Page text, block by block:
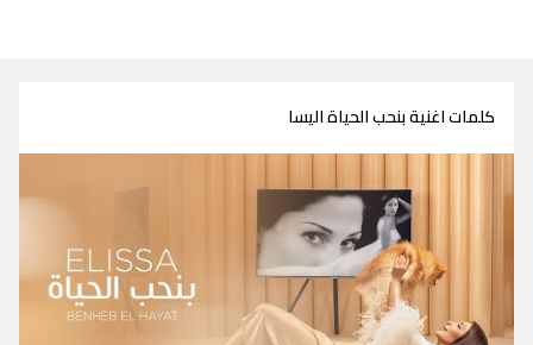
كلمات اغنية بنحب الحياة اليسا